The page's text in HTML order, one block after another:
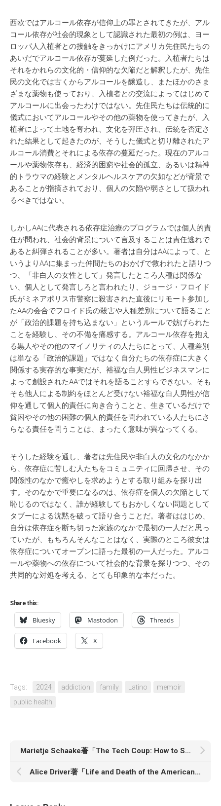
西欧ではアルコール依存が信仰上の罪とされてきたが、アル
コール依存が社会的現象として認識された最初の例は、ヨー
ロッパ人入植者との接触をきっかけにアメリカ先住民たちの
あいだでアルコール依存が蔓延した例だった。入植者たちは
それをかれらの文化的・信仰的な欠陥だと解釈したが、先住
民の文化では古くからアルコールを醸造し、またほかのさま
ざまな薬物も使っており、入植者との交流によってはじめて
アルコールに出会ったわけではない。先住民たちは伝統的に
儀式においてアルコールやその他の薬物を使ってきたが、入
植者によって土地を奪われ、文化を弾圧され、伝統を否定さ
れた結果として起きたのが、そうした儀式と切り離されたア
ルコール消費とそれによる依存の蔓延だった。現在のアルコ
ールや薬物依存も、経済的困窮や社会的孤立、あるいは精神
的トラウマの経験とメンタルヘルスケアの欠如などが背景で
あることが指摘されており、個人の欠陥や弱さとして扱われ
るべきではない。
しかしAAに代表される依存症治療のプログラムでは個人的責
任が問われ、社会的背景について言及することは責任逃れで
あると糾弾されることが多い。著者は自分はAAによって、と
いうよりAAに集まった仲間たちのおかげで救われたと語りつ
つ、「非白人の女性として」発言したところ人種は関係な
い、個人として発言しろと言われたり、ジョージ・フロイド
氏がミネアポリス市警察に殺害された直後にリモート参加し
たAAの会合でフロイド氏の殺害や人種差別について語ること
が「政治的課題を持ち込まない」というルールで妨げられた
ことを経験し、その不備を痛感する。アルコール依存を抱え
る黒人やその他のマイノリティの人たちにとって、人種差別
は単なる「政治的課題」ではなく自分たちの依存症に大きく
関係する実存的な事実だが、裕福な白人男性ビジネスマンに
よって創設されたAAではそれを語ることすらできない。そも
そも他人による制約をほとんど受けない裕福な白人男性が信
仰を通して個人的責任に向き合うことと、生きているだけで
貧困やその他の困難の個人的責任を問われている人たちにさ
らなる責任を問うことは、まったく意味が異なってくる。
そうした経験を通し、著者は先住民や非白人の文化のなかか
ら、依存症に苦しむ人たちをコミュニティに回帰させ、その
関係性のなかで癒やしを求めようとする取り組みを探り出
す。そのなかで重要になるのは、依存症を個人の欠陥として
恥じるのではなく、誰が経験してもおかしくない問題として
タブーによる沈黙を破って語り合うことだ。著者ははじめ、
自分は依存症を断ち切った家族のなかで最初の一人だと思っ
ていたが、もちろんそんなことはなく、実際のところ彼女は
依存症についてオープンに語った最初の一人だった。アルコ
ールや薬物への依存について社会的な背景を探りつつ、その
共同的な対処を考える、とても印象的な本だった。
Share this:
Bluesky Mastodon Threads
Facebook X
Tags: 2024 addiction family Latino
memoir
public health
Marietje Schaake著「The Tech Coup: How to Save Democracy from Silicon Valley」
Alice Driver著「Life and Death of the American Worker: The Immigrants Taking on America’s Largest Meatpacking Company」